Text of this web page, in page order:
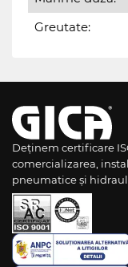
Greutate:
Deținem certificare
comercializarea,
pneumatice și